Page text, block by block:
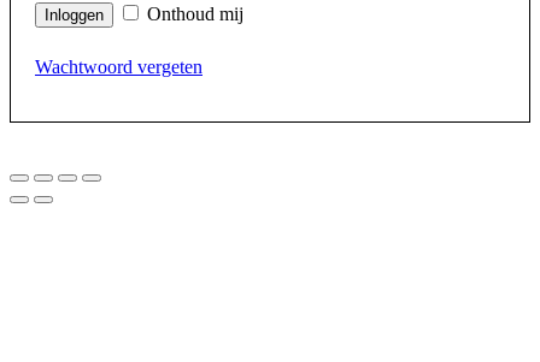
Onthoud mij
Wachtwoord vergeten